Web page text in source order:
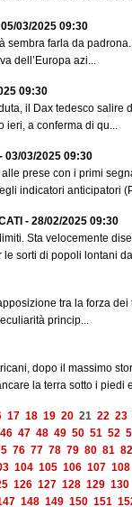
05/03/2025 09:30
sembra farla da
dell’Europa azi...
09:30
il Dax tedesco salire
ieri, a conferma di qu...
03/03/2025 09:30
prese con i primi
indicatori anticipatori
- 28/02/2025 09:30
Sta velocemente
le sorti di popoli lontani
tra la forza
princip...
dopo il massimo
la terra sotto i piedi
17 18 19 20 21 22 23
46 47 48 49 50 51 52
76 77 78 79 80 81 82
104 105 106 107 108
126 127 128 129 130
148 149 150 151